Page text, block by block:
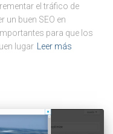
el tráfico de
un buen SEO en
para que los
lugar
Leer más